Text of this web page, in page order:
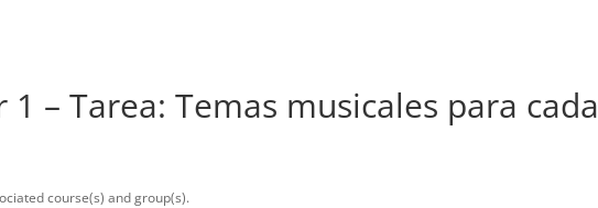
1 – Tarea: Temas musicales para cada
course(s) and group(s).